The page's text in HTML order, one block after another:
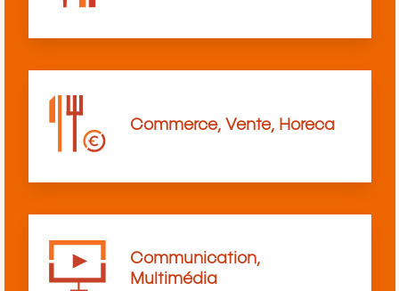
Commerce, Vente, Horeca
Communication,
Multimédia